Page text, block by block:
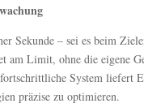
Sekunde – sei es beim
Limit, ohne die eigene
System liefert
präzise zu optimieren.